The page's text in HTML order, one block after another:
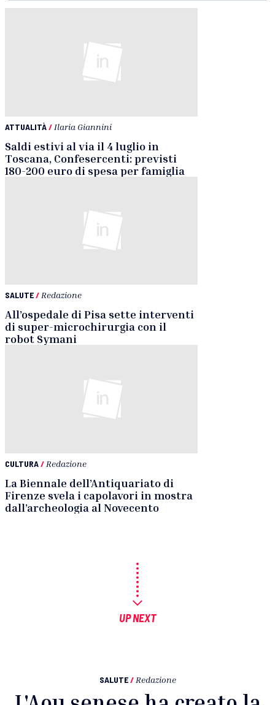
ATTUALITÀ/ Ilaria Giannini
Saldi estivi al via il 4 luglio in
Toscana, Confesercenti: previsti
180-200 euro di spesa per famiglia
SALUTE/ Redazione
All’ospedale di Pisa sette interventi
di super-microchirurgia con il
robot Symani
CULTURA/ Redazione
La Biennale dell’Antiquariato di
Firenze svela i capolavori in mostra
dall’archeologia al Novecento
UP NEXT
SALUTE / Redazione